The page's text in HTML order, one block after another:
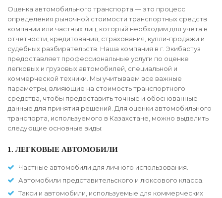
Оценка автомобильного транспорта — это процесс
определения рыночной стоимости транспортных средств
компании или частных лиц, который необходим для учета в
отчетности, кредитования, страхования, купли-продажи и
судебных разбирательств. Наша компания в г. Экибастуз
предоставляет профессиональные услуги по оценке
легковых и грузовых автомобилей, специальной и
коммерческой техники. Мы учитываем все важные
параметры, влияющие на стоимость транспортного
средства, чтобы предоставить точные и обоснованные
данные для принятия решений. Для оценки автомобильного
транспорта, используемого в Казахстане, можно выделить
следующие основные виды:
1. ЛЕГКОВЫЕ АВТОМОБИЛИ
Частные автомобили для личного использования.
Автомобили представительского и люксового класса.
Такси и автомобили, используемые для коммерческих